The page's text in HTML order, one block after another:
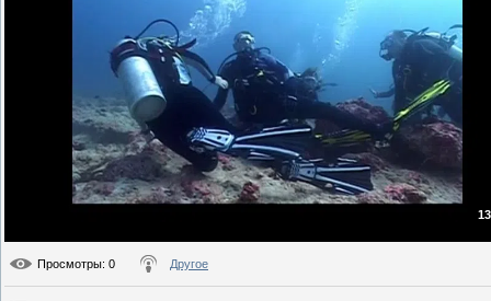
Просмотры: 0 Другое